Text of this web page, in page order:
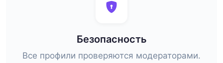
Безопасность
Все профили проверяются модераторами.